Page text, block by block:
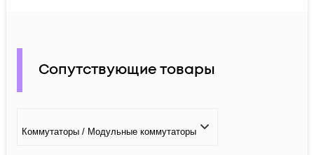
Сопутствующие товары
Коммутаторы / Модульные коммутаторы